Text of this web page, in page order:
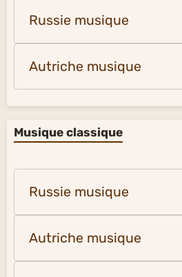
Russie musique
Autriche musique
Musique classique
Russie musique
Autriche musique